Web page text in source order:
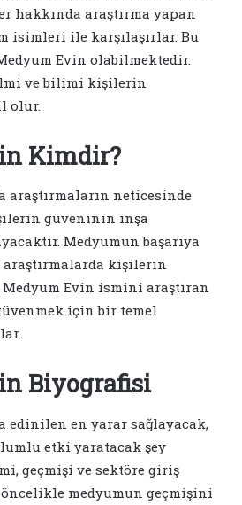
hakkında araştırma yapan
isimleri ile karşılaşırlar. Bu
Evin olabilmektedir.
ve bilimi kişilerin
olur.
Kimdir?
araştırmaların neticesinde
güveninin inşa
Medyumun başarıya
araştırmalarda kişilerin
Medyum Evin ismini araştıran
için bir temel
Biyografisi
edinilen en yarar sağlayacak,
etki yaratacak şey
geçmişi ve sektöre giriş
medyumun geçmişini